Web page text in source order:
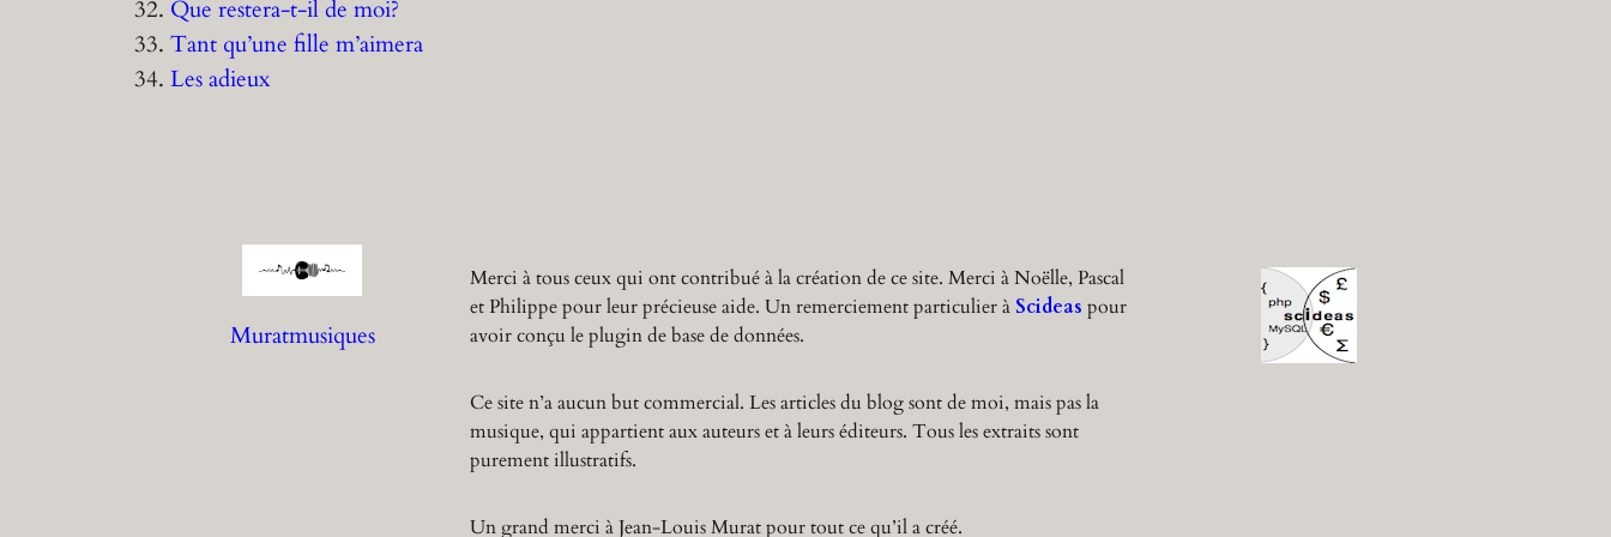
32. Que restera-t-il de moi?
33. Tant qu’une fille m’aimera
34. Les adieux
Muratmusiques
Merci à tous ceux qui ont contribué à la création de ce site. Merci à Noëlle, Pascal
et Philippe pour leur précieuse aide. Un remerciement particulier à Scideas pour
avoir conçu le plugin de base de données.
Ce site n’a aucun but commercial. Les articles du blog sont de moi, mais pas la
musique, qui appartient aux auteurs et à leurs éditeurs. Tous les extraits sont
purement illustratifs.
Un grand merci à Jean-Louis Murat pour tout ce qu’il a créé.